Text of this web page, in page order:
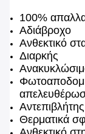
100%
Αδιάβροχο
Ανθεκτικό
Διαρκής
Θερματικά